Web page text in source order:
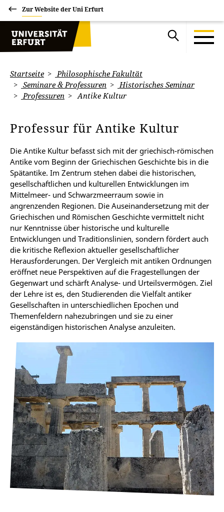
Zur Website der Uni Erfurt
Startseite
Philosophische Fakultät
Seminare & Professuren
Historisches Seminar
Professuren
Antike Kultur
Professur für Antike Kultur
Die Antike Kultur befasst sich mit der griechisch-römischen
Antike vom Beginn der Griechischen Geschichte bis in die
Spätantike. Im Zentrum stehen dabei die historischen,
gesellschaftlichen und kulturellen Entwicklungen im
Mittelmeer- und Schwarzmeerraum sowie in
angrenzenden Regionen. Die Auseinandersetzung mit der
Griechischen und Römischen Geschichte vermittelt nicht
nur Kenntnisse über historische und kulturelle
Entwicklungen und Traditionslinien, sondern fördert auch
die kritische Reflexion aktueller gesellschaftlicher
Herausforderungen. Der Vergleich mit antiken Ordnungen
eröffnet neue Perspektiven auf die Fragestellungen der
Gegenwart und schärft Analyse- und Urteilsvermögen. Ziel
der Lehre ist es, den Studierenden die Vielfalt antiker
Gesellschaften in unterschiedlichen Epochen und
Themenfeldern nahezubringen und sie zu einer
eigenständigen historischen Analyse anzuleiten.